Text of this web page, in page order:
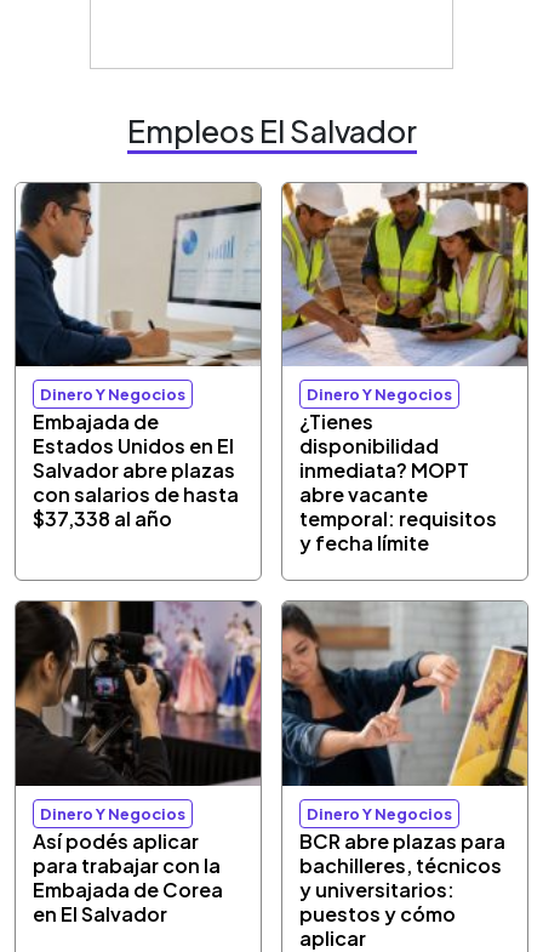
Empleos El Salvador
Dinero Y Negocios
Embajada de
Estados Unidos en El
Salvador abre plazas
con salarios de hasta
$37,338 al año
Dinero Y Negocios
¿Tienes
disponibilidad
inmediata? MOPT
abre vacante
temporal: requisitos
y fecha límite
Dinero Y Negocios
Así podés aplicar
para trabajar con la
Embajada de Corea
en El Salvador
Dinero Y Negocios
BCR abre plazas para
bachilleres, técnicos
y universitarios:
puestos y cómo
aplicar